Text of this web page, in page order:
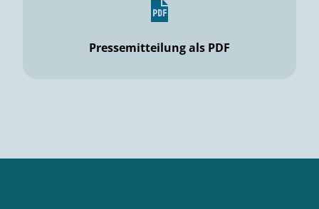
Pressemitteilung als PDF